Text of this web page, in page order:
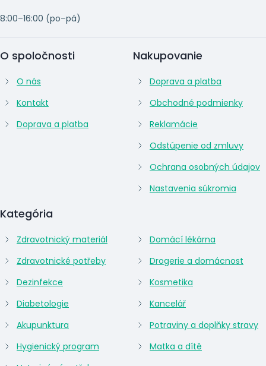
8:00–16:00 (po–pá)
O spoločnosti
O nás
Kontakt
Doprava a platba
Kategória
Zdravotnický materiál
Zdravotnické potřeby
Dezinfekce
Diabetologie
Akupunktura
Hygienický program
Domácí lékárna
Drogerie a domácnost
Kosmetika
Kancelář
Potraviny a doplňky stravy
Matka a dítě
Nakupovanie
Doprava a platba
Obchodné podmienky
Reklamácie
Odstúpenie od zmluvy
Ochrana osobných údajov
Nastavenia súkromia